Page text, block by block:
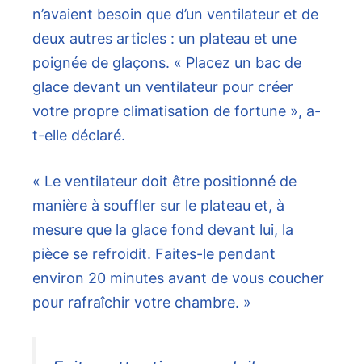
n’avaient besoin que d’un ventilateur et de
deux autres articles : un plateau et une
poignée de glaçons. « Placez un bac de
glace devant un ventilateur pour créer
votre propre climatisation de fortune », a-
t-elle déclaré.
« Le ventilateur doit être positionné de
manière à souffler sur le plateau et, à
mesure que la glace fond devant lui, la
pièce se refroidit. Faites-le pendant
environ 20 minutes avant de vous coucher
pour rafraîchir votre chambre. »